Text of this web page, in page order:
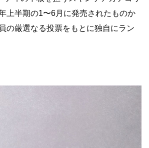
上半期の1〜6月に発売されたものか
の厳選なる投票をもとに独自にラン